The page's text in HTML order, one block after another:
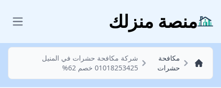
منصة منزلك
مكافحة
حشرات
شركة مكافحة حشرات في المنيل
01018253425 خصم 62%